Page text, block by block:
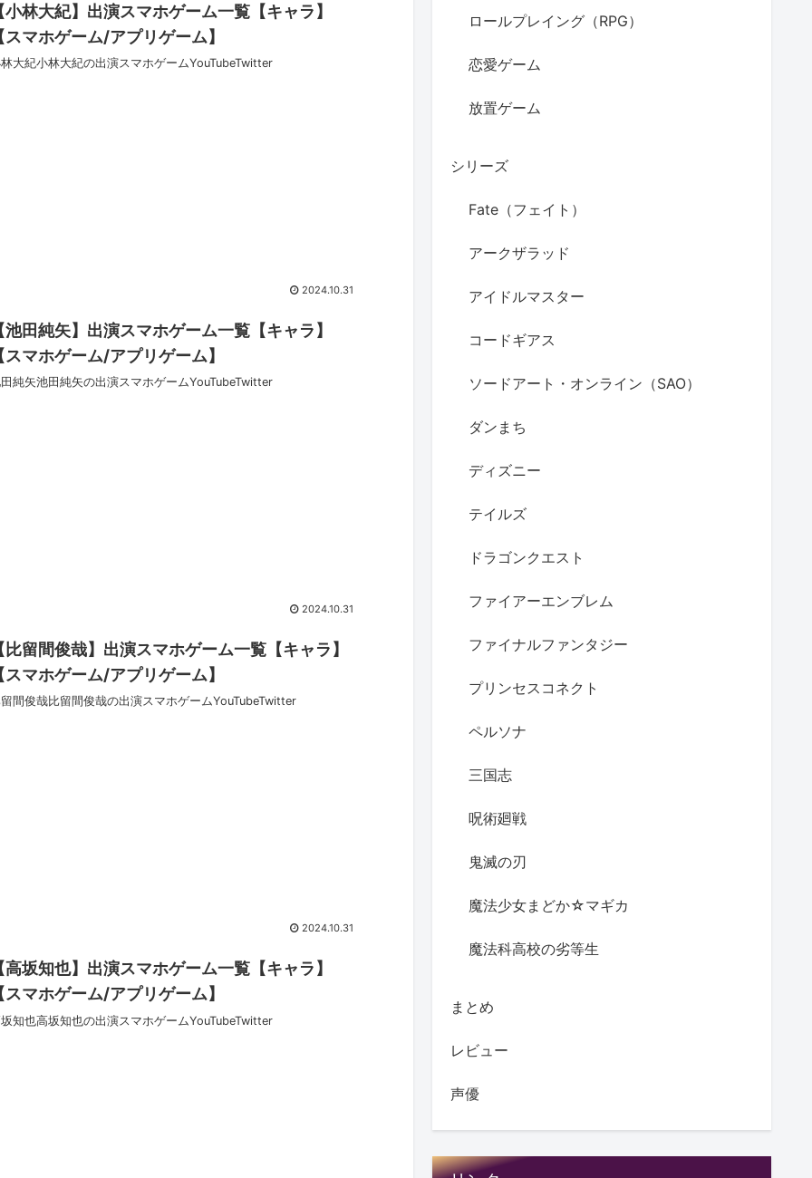
小林大紀】出演スマホゲーム一覧【キャラ】
スマホゲーム/アプリゲーム】
大紀小林大紀の出演スマホゲームYouTubeTwitter
2024.10.31
池田純矢】出演スマホゲーム一覧【キャラ】
スマホゲーム/アプリゲーム】
純矢池田純矢の出演スマホゲームYouTubeTwitter
2024.10.31
比留間俊哉】出演スマホゲーム一覧【キャラ】
スマホゲーム/アプリゲーム】
間俊哉比留間俊哉の出演スマホゲームYouTubeTwitter
2024.10.31
高坂知也】出演スマホゲーム一覧【キャラ】
スマホゲーム/アプリゲーム】
知也高坂知也の出演スマホゲームYouTubeTwitter
ロールプレイング（RPG）
恋愛ゲーム
放置ゲーム
シリーズ
Fate（フェイト）
アークザラッド
アイドルマスター
コードギアス
ソードアート・オンライン（SAO）
ダンまち
ディズニー
テイルズ
ドラゴンクエスト
ファイアーエンブレム
ファイナルファンタジー
プリンセスコネクト
ペルソナ
三国志
呪術廻戦
鬼滅の刃
魔法少女まどか☆マギカ
魔法科高校の劣等生
まとめ
レビュー
声優